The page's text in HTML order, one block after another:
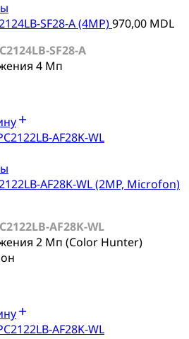
SF28-A (4MP)970,00 MDL
SF28-A
4 Мп
AF28K-WL (2MP, Microfon)
AF28K-WL
2 Мп (Color Hunter)